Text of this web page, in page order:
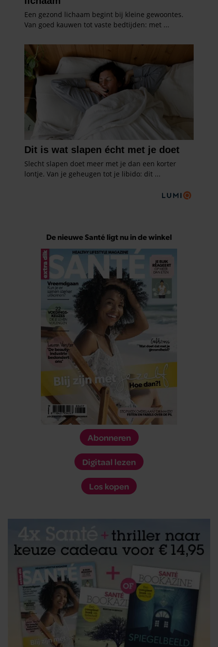
De nieuwe Santé ligt nu in de winkel
Abonneren
Digitaal lezen
Los kopen